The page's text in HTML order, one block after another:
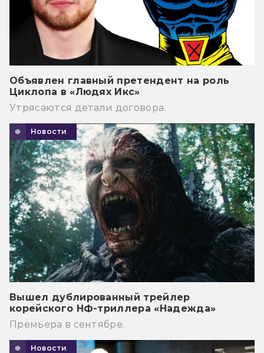
Объявлен главный претендент на роль
Циклопа в «Людях Икс»
Утрясаются детали договора.
Новости
Вышел дублированный трейлер
корейского НФ-триллера «Надежда»
Премьера в сентябре.
Новости